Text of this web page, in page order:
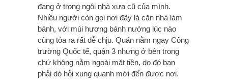
đang ở trong ngôi nhà xưa cũ của mình.
Nhiều người còn gọi nơi đây là căn nhà làm
bánh, với mùi hương bánh nướng lúc nào
cũng tỏa ra rất dễ chịu. Quán nằm ngay Công
trường Quốc tế, quận 3 nhưng ở bên trong
chứ không nằm ngoài mặt tiền, do đó bạn
phải dò hỏi xung quanh mới đến được nơi.